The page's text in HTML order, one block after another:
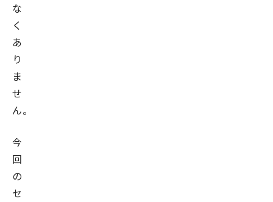
な
く
あ
り
ま
せ
ん。
今
回
の
セ